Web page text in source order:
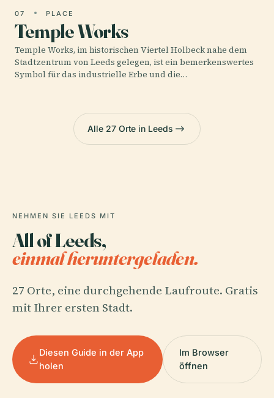
07 PLACE
Temple Works
Temple Works, im historischen Viertel Holbeck nahe dem
Stadtzentrum von Leeds gelegen, ist ein bemerkenswertes
Symbol für das industrielle Erbe und die…
Alle 27 Orte in Leeds
NEHMEN SIE LEEDS MIT
All of Leeds,
einmal heruntergeladen.
27 Orte, eine durchgehende Laufroute. Gratis
mit Ihrer ersten Stadt.
Diesen Guide in der App
holen
Im Browser
öffnen